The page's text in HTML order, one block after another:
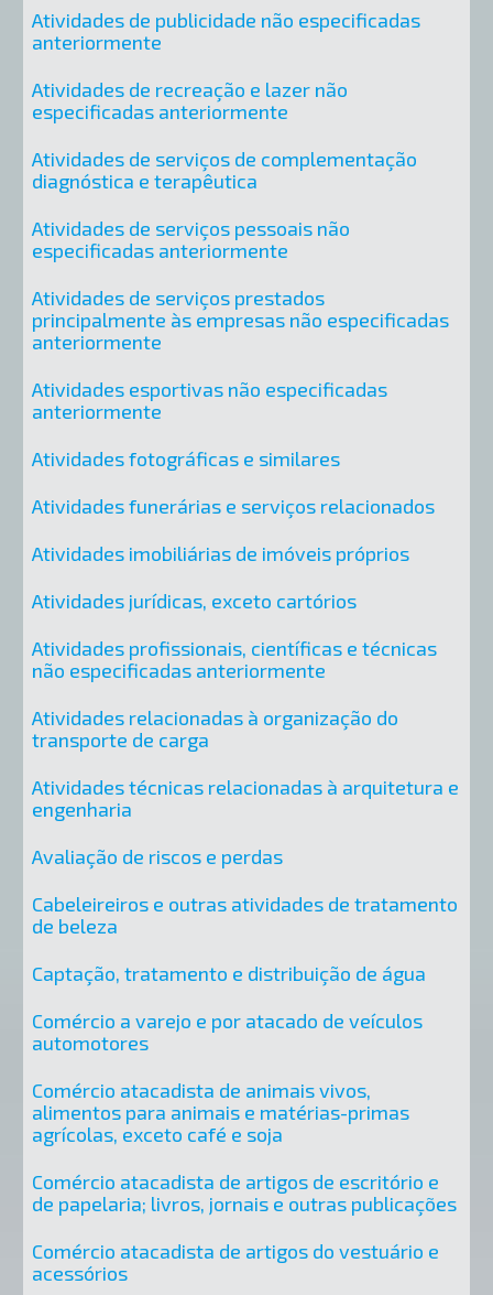
Atividades de publicidade não especificadas
anteriormente
Atividades de recreação e lazer não
especificadas anteriormente
Atividades de serviços de complementação
diagnóstica e terapêutica
Atividades de serviços pessoais não
especificadas anteriormente
Atividades de serviços prestados
principalmente às empresas não especificadas
anteriormente
Atividades esportivas não especificadas
anteriormente
Atividades fotográficas e similares
Atividades funerárias e serviços relacionados
Atividades imobiliárias de imóveis próprios
Atividades jurídicas, exceto cartórios
Atividades profissionais, científicas e técnicas
não especificadas anteriormente
Atividades relacionadas à organização do
transporte de carga
Atividades técnicas relacionadas à arquitetura e
engenharia
Avaliação de riscos e perdas
Cabeleireiros e outras atividades de tratamento
de beleza
Captação, tratamento e distribuição de água
Comércio a varejo e por atacado de veículos
automotores
Comércio atacadista de animais vivos,
alimentos para animais e matérias-primas
agrícolas, exceto café e soja
Comércio atacadista de artigos de escritório e
de papelaria; livros, jornais e outras publicações
Comércio atacadista de artigos do vestuário e
acessórios